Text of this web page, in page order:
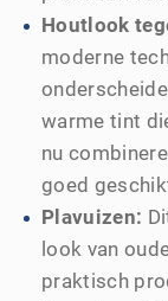
Houtlook
moderne
warme tint
nu
goed
Plavuizen:
look van
praktisch